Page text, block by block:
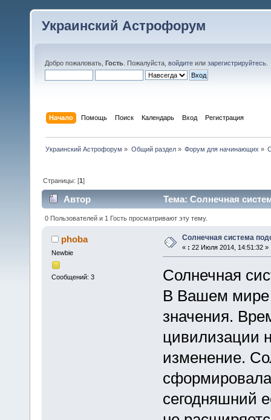
Украинский Астрофорум
Добро пожаловать, Гость . Пожалуйста, войдите или зарегистрируйтесь
Начало Помощь Поиск Календарь Вход Регистрация
Украинский Астрофорум » Общий раздел» Форум для начинающих »
Страницы: [1]
Автор Тема: Солнечная
0 Пользователей и 1 Гость просматривают эту тему.
phoba
Newbie
Сообщений: 3
Солнечная система
« : 22 Июля 2014, 14:51:32 »
Солнечная
В Вашем мире
значения.
цивилизации
изменение.
сегодняшний